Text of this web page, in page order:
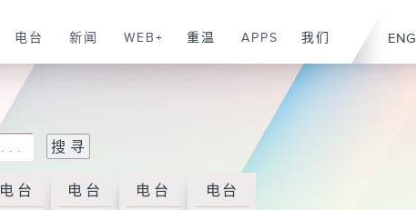
ENG
电台 新闻 WEB+ 重温 APPS 我们
电台 电台 电台 电台